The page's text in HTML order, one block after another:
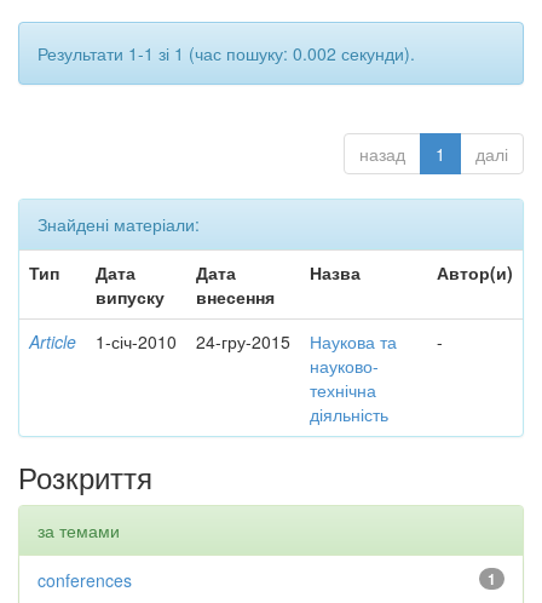
Результати 1-1 зі 1 (час пошуку: 0.002 секунди).
назад 1 далі
Знайдені матеріали:
Тип
Дата
випуску
Дата
внесення
Назва Автор(и)
Article 1-січ-2010 24-гру-2015
Наукова та
науково-
технічна
діяльність
-
Розкриття
за темами
1
conferences